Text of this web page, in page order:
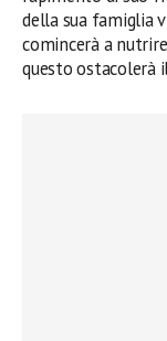
della sua famiglia
comincerà a
questo ostacolerà